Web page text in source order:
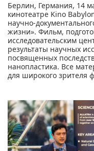
Берлин, Германия, 14
кинотеатре Kino
научно-
жизни». Фильм,
исследовательским
результаты научных
посвященных
нанопластика. Все
для широкого зрителя